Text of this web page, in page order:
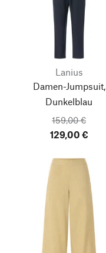
Lanius
Damen-Jumpsuit,
Dunkelblau
159,00 €
129,00 €